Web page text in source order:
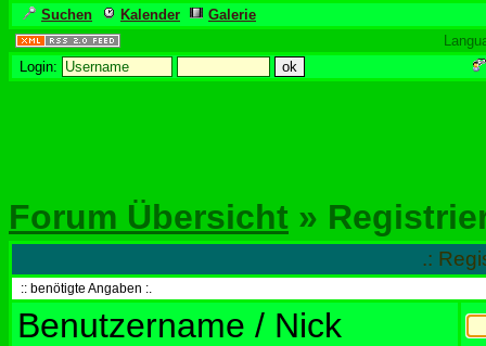
Suchen Kalender
Galerie
Login:
Forum Übersicht »
.:
:: benötigte Angaben :.
Benutzername / Nick